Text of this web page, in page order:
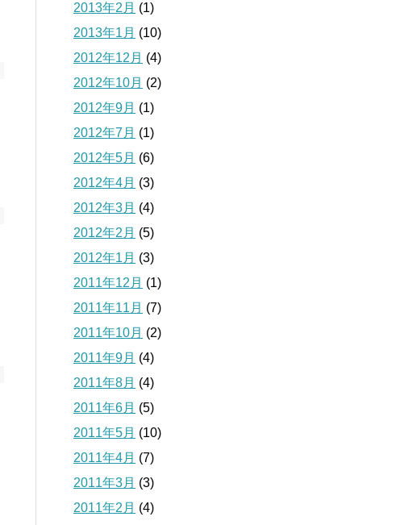
2013年2月 (1)
2013年1月 (10)
2012年12月 (4)
2012年10月 (2)
2012年9月 (1)
2012年7月 (1)
2012年5月 (6)
2012年4月 (3)
2012年3月 (4)
2012年2月 (5)
2012年1月 (3)
2011年12月 (1)
2011年11月 (7)
2011年10月 (2)
2011年9月 (4)
2011年8月 (4)
2011年6月 (5)
2011年5月 (10)
2011年4月 (7)
2011年3月 (3)
2011年2月 (4)